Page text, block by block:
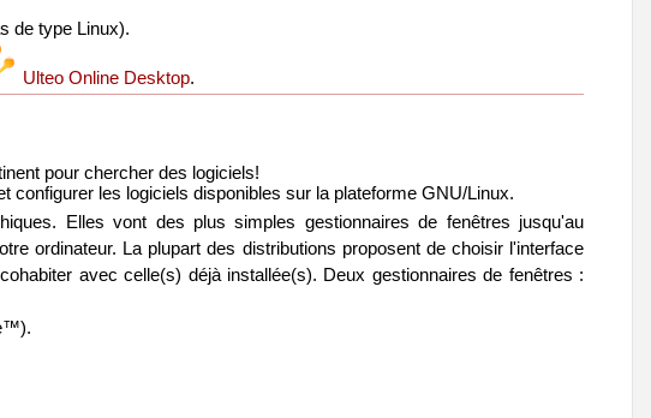
de type Linux).
Ulteo Online Desktop.
pour chercher des logiciels!
les logiciels disponibles sur la plateforme GNU/Linux.
Elles vont des plus simples gestionnaires de fenêtres jusqu'au
ordinateur. La plupart des distributions proposent de choisir l'interface
avec celle(s) déjà installée(s). Deux gestionnaires de fenêtres :